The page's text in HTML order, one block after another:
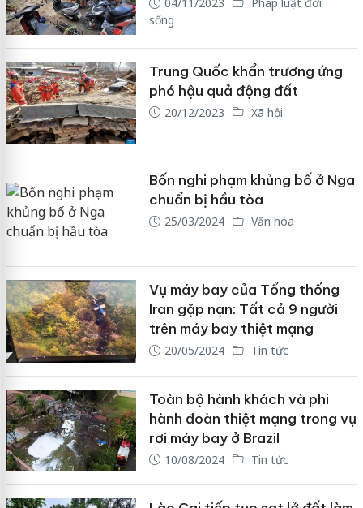
sống
Trung Quốc khẩn trương ứng
phó hậu quả động đất
20/12/2023 Xã hội
Bốn nghi phạm khủng bố ở Nga
chuẩn bị hầu tòa
25/03/2024 Văn hóa
Vụ máy bay của Tổng thống
Iran gặp nạn: Tất cả 9 người
trên máy bay thiệt mạng
20/05/2024 Tin tức
Toàn bộ hành khách và phi
hành đoàn thiệt mạng trong vụ
rơi máy bay ở Brazil
10/08/2024 Tin tức